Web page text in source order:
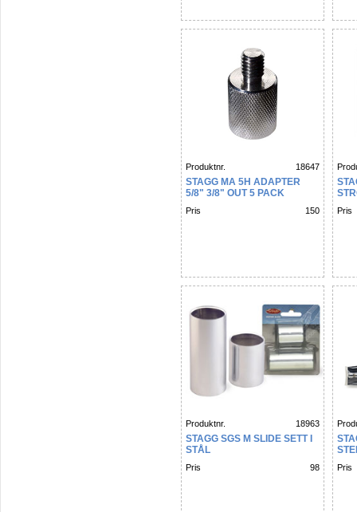
Produktnr. 18647
STAGG MA 5H ADAPTER
5/8" 3/8" OUT 5 PACK
Pris 150 Pris
Produktnr. 18963
STAGG SGS M SLIDE SETT I
STÅL
Pris 98 Pris